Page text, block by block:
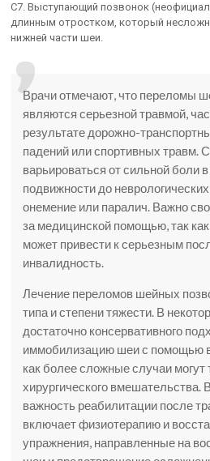
С7. Выступающий позвонок
длинным отростком, который
нижней части шеи.
Врачи отмечают, что переломы
являются серьезной травмой,
результате дорожно-
падений или спортивных травм.
варьироваться от сильной боли
подвижности до
онемение или паралич. Важно
за медицинской помощью, так
может привести к серьезным
инвалидность.
Лечение переломов шейных
типа и степени тяжести. В
достаточно консервативного
иммобилизацию шеи с помощью
как более сложные случаи могут
хирургического вмешательства.
важность реабилитации после
включает физиотерапию и
упражнения, направленные на